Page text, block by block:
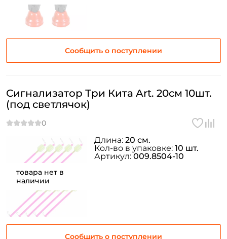
Сообщить о поступлении
товара нет в
наличии
Сигнализатор Три Кита Art. 20см 10шт.
(под светлячок)
Сообщить о поступлении
Длина: 20 см.
Кол-во в упаковке: 10 шт.
Артикул:009.8504-10